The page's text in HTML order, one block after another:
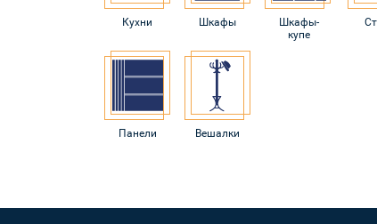
Кухни Шкафы
Шкафы-
купе
Панели Вешалки